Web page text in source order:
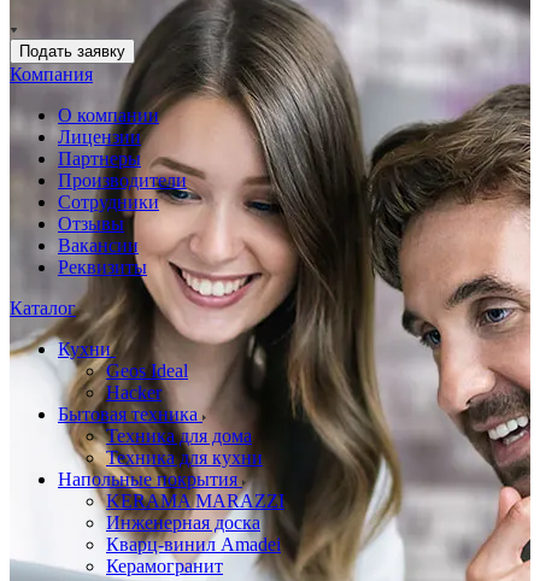
Подать заявку
Компания
О компании
Лицензии
Партнеры
Производители
Сотрудники
Отзывы
Вакансии
Реквизиты
Каталог
Кухни
Geos Ideal
Hacker
Бытовая техника
Техника для дома
Техника для кухни
Напольные покрытия
KERAMA MARAZZI
Инженерная доска
Кварц-винил Amadei
Керамогранит